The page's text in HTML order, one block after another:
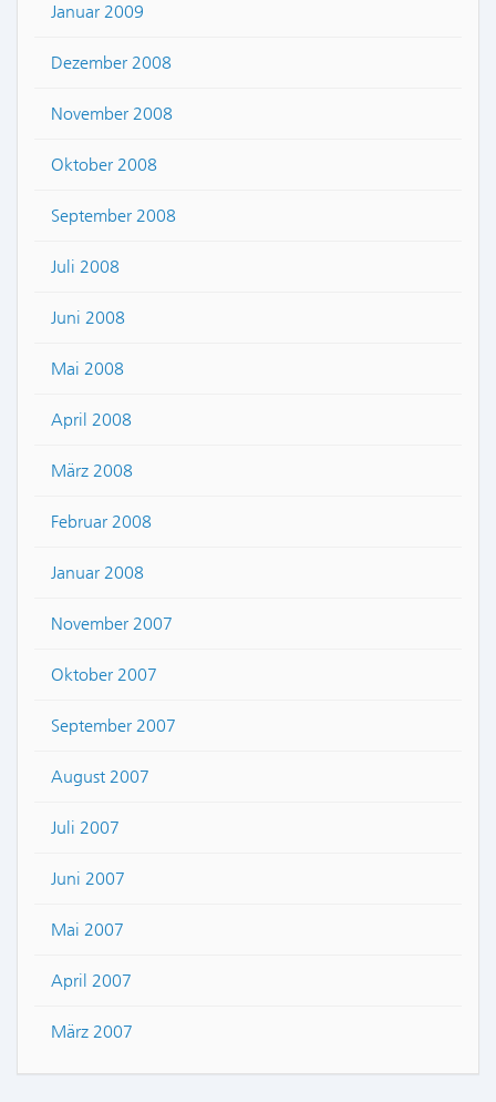
Januar 2009
Dezember 2008
November 2008
Oktober 2008
September 2008
Juli 2008
Juni 2008
Mai 2008
April 2008
März 2008
Februar 2008
Januar 2008
November 2007
Oktober 2007
September 2007
August 2007
Juli 2007
Juni 2007
Mai 2007
April 2007
März 2007